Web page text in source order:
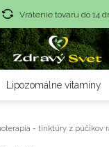
Vrátenie tovaru do 14
Rýchle dodanie <36
Rýchle dodanie <36
Lipozomálne vitamíny
- tinktúry z púčikov